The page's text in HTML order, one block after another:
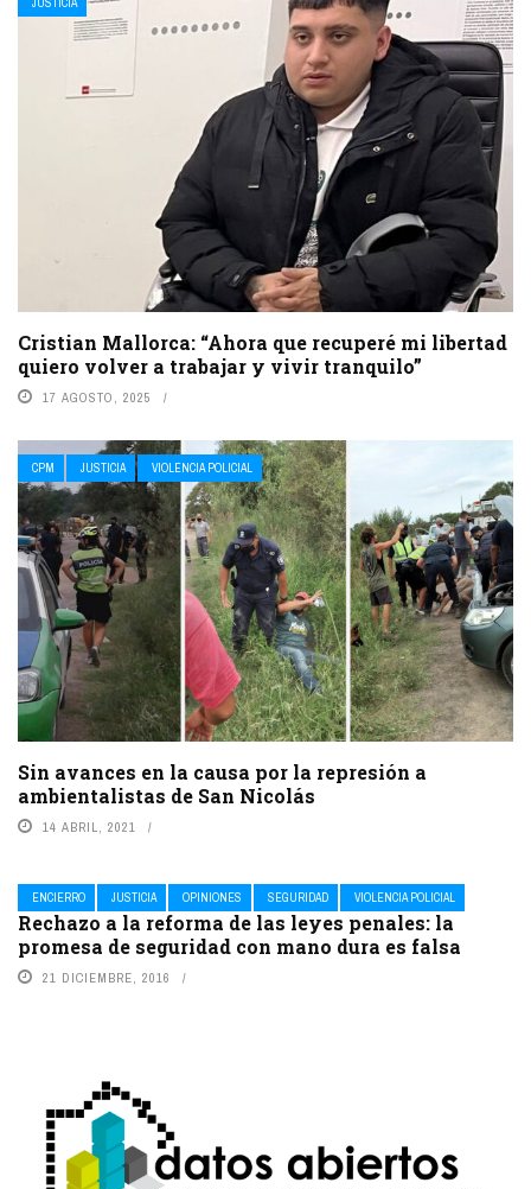
Cristian Mallorca: “Ahora que recuperé mi libertad
quiero volver a trabajar y vivir tranquilo”
17 AGOSTO, 2025
CPM JUSTICIA VIOLENCIA POLICIAL
Sin avances en la causa por la represión a
ambientalistas de San Nicolás
14 ABRIL, 2021
ENCIERRO JUSTICIA OPINIONES SEGURIDAD VIOLENCIA POLICIAL
Rechazo a la reforma de las leyes penales: la
promesa de seguridad con mano dura es falsa
21 DICIEMBRE, 2016